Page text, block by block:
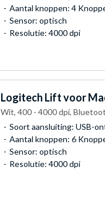
Aantal knoppen: 4
Sensor: optisch
Resolutie: 4000 dpi
Logitech Lift voor
Wit, 400 - 4000 dpi,
Soort aansluiting: USB-
Aantal knoppen: 6
Sensor: optisch
Resolutie: 4000 dpi